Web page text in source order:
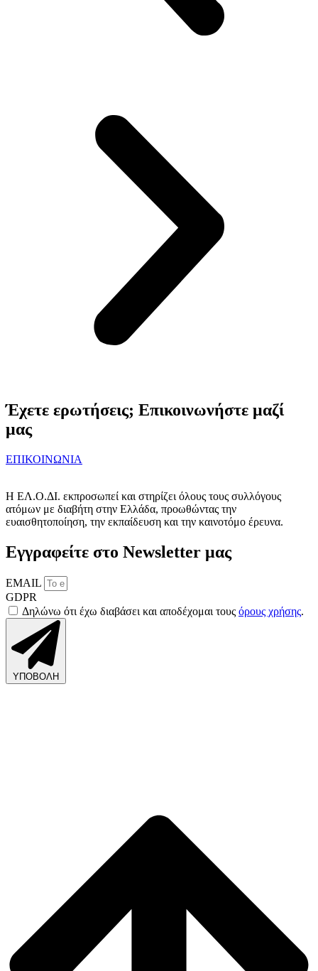
Έχετε ερωτήσεις; Επικοινωνήστε μαζί
μας
ΕΠΙΚΟΙΝΩΝΙΑ
Η ΕΛ.Ο.ΔΙ. εκπροσωπεί και στηρίζει όλους τους συλλόγους
ατόμων με διαβήτη στην Ελλάδα, προωθώντας την
ευαισθητοποίηση, την εκπαίδευση και την καινοτόμο έρευνα.
Εγγραφείτε στο Newsletter μας
EMAIL
GDPR
Δηλώνω ότι έχω διαβάσει και αποδέχομαι τους όρους χρήσης.
ΥΠΟΒΟΛΗ